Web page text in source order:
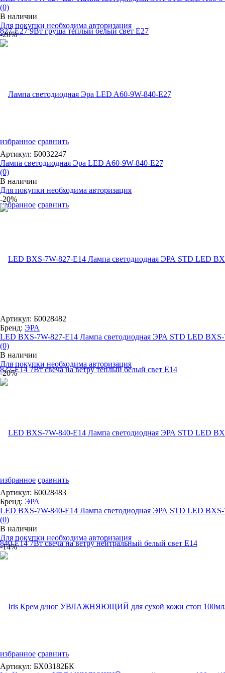
избранное сравнить
(0)
В наличии
Для покупки необходима авторизация
-20%
избранное сравнить
Артикул: Б0032247
Лампа светодиодная Эра LED A60-9W-840-E27
(0)
В наличии
Для покупки необходима авторизация
-20%
избранное сравнить
Артикул: Б0028482
Бренд: ЭРА
LED BXS-7W-827-E14 Лампа светодиодная ЭРА STD LED BXS-
(0)
В наличии
Для покупки необходима авторизация
-20%
избранное сравнить
Артикул: Б0028483
Бренд: ЭРА
LED BXS-7W-840-E14 Лампа светодиодная ЭРА STD LED BXS-
(0)
В наличии
Для покупки необходима авторизация
-14%
Артикул: БХ03182БК